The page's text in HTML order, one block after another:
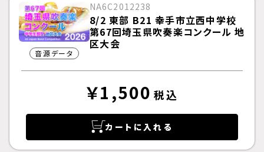
音源データ
NA6C2012238
8/2 東部 B21 幸手市立西中学校
第67回埼玉県吹奏楽コンクール 地
区大会
￥1,500 税込
カートに入れる